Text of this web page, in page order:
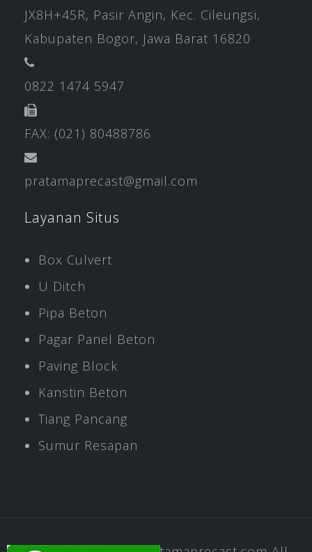
JX8H+45R, Pasir Angin, Kec. Cileungsi,
Kabupaten Bogor, Jawa Barat 16820
0822 1474 5947
FAX: (021) 80488786
pratamaprecast@gmail.com
Layanan Situs
Box Culvert
U Ditch
Pipa Beton
Pagar Panel Beton
Paving Block
Kanstin Beton
Tiang Pancang
Sumur Resapan